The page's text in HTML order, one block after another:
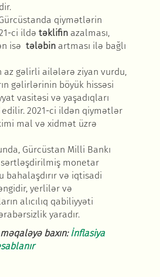
qiymətlərin
ci ildə təklifin azalması,
isə tələbin artması ilə bağlı
az gəlirli ailələrə ziyan vurdu,
gəlirlərinin böyük hissəsi
vasitəsi və yaşadıqları
2021-ci ildən qiymətlər
mal və xidmət üzrə
Gürcüstan Milli Bankı
monetar
bahalaşdırır və iqtisadi
yerlilər və
alıcılıq qabiliyyəti
yaradır.
baxın: İnflasiya